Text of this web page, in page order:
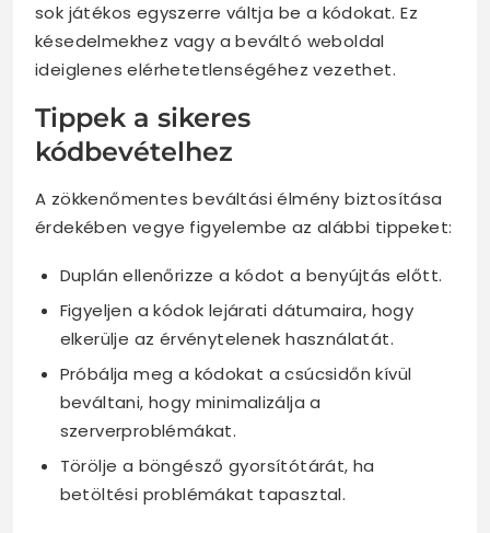
sok játékos egyszerre váltja be a kódokat. Ez
késedelmekhez vagy a beváltó weboldal
ideiglenes elérhetetlenségéhez vezethet.
Tippek a sikeres
kódbevételhez
A zökkenőmentes beváltási élmény biztosítása
érdekében vegye figyelembe az alábbi tippeket:
Duplán ellenőrizze a kódot a benyújtás előtt.
Figyeljen a kódok lejárati dátumaira, hogy
elkerülje az érvénytelenek használatát.
Próbálja meg a kódokat a csúcsidőn kívül
beváltani, hogy minimalizálja a
szerverproblémákat.
Törölje a böngésző gyorsítótárát, ha
betöltési problémákat tapasztal.